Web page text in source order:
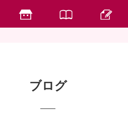
ブログ